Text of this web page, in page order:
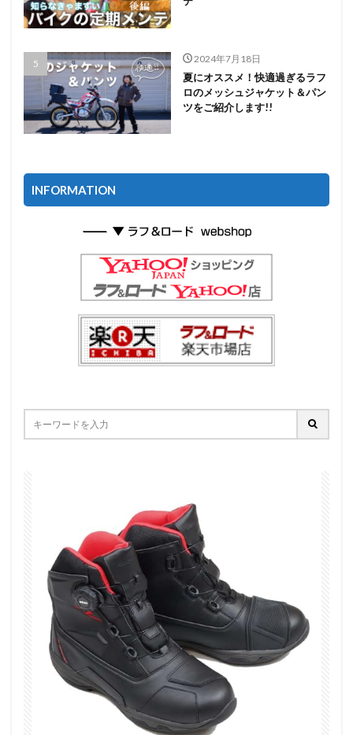
2024年7月18日
夏にオススメ！快適過ぎるラフ
ロのメッシュジャケット＆パン
ツをご紹介します!!
INFORMATION